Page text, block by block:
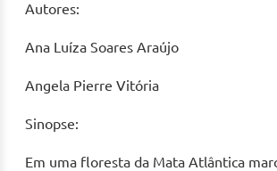
Autores:
Ana Luíza Soares Araújo
Angela Pierre Vitória
Sinopse:
Em uma floresta da Mata Atlântica